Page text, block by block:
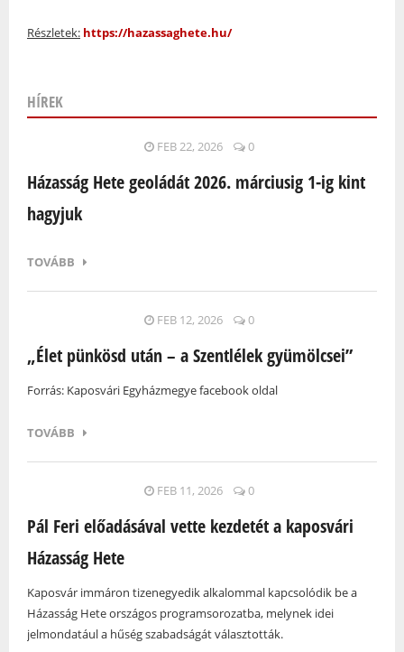
Részletek: https://hazassaghete.hu/
HÍREK
FEB 22, 2026 0
Házasság Hete geoládát 2026. márciusig 1-ig kint
hagyjuk
TOVÁBB
FEB 12, 2026 0
„Élet pünkösd után – a Szentlélek gyümölcsei”
Forrás: Kaposvári Egyházmegye facebook oldal
TOVÁBB
FEB 11, 2026 0
Pál Feri előadásával vette kezdetét a kaposvári
Házasság Hete
Kaposvár immáron tizenegyedik alkalommal kapcsolódik be a
Házasság Hete országos programsorozatba, melynek idei
jelmondatául a hűség szabadságát választották.